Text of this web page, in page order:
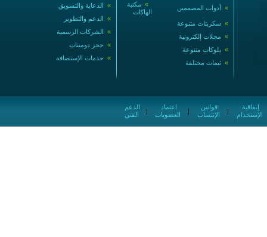
» الدعاية والتسويق
» الدعم والتطوير
» الشركات الرسمية
» حجز دومينات
» خدمات الإستضافة
» مكتبة
الهاكات
» أدوات المصممين
» سكربتات متنوعة
» مجلات إلكترونية
» بلوكات متنوعة
» ثيمات مختلفة
الفني
|
العضويات
|
الإنتساب
|
الإستخدام